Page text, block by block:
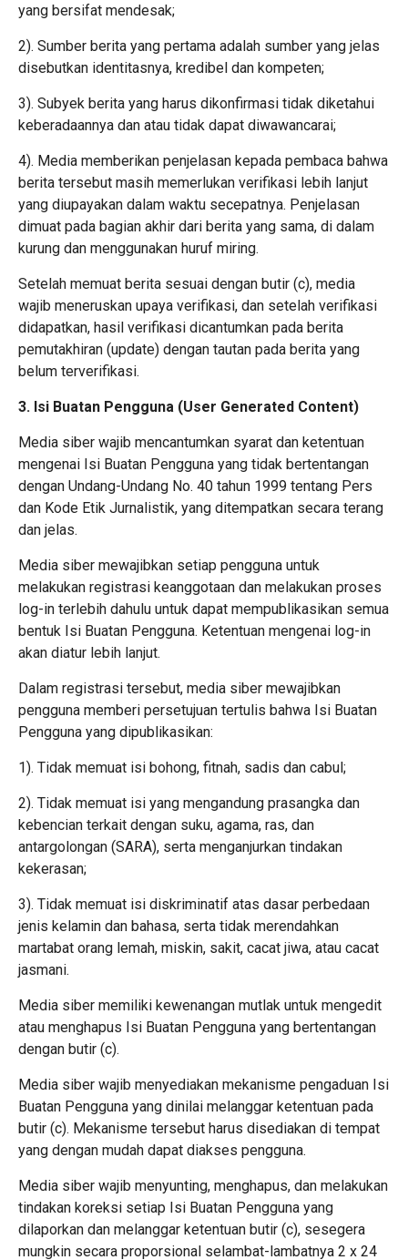
yang bersifat mendesak;
2). Sumber berita yang pertama adalah sumber yang jelas
disebutkan identitasnya, kredibel dan kompeten;
3). Subyek berita yang harus dikonfirmasi tidak diketahui
keberadaannya dan atau tidak dapat diwawancarai;
4). Media memberikan penjelasan kepada pembaca bahwa
berita tersebut masih memerlukan verifikasi lebih lanjut
yang diupayakan dalam waktu secepatnya. Penjelasan
dimuat pada bagian akhir dari berita yang sama, di dalam
kurung dan menggunakan huruf miring.
Setelah memuat berita sesuai dengan butir (c), media
wajib meneruskan upaya verifikasi, dan setelah verifikasi
didapatkan, hasil verifikasi dicantumkan pada berita
pemutakhiran (update) dengan tautan pada berita yang
belum terverifikasi.
3. Isi Buatan Pengguna (User Generated Content)
Media siber wajib mencantumkan syarat dan ketentuan
mengenai Isi Buatan Pengguna yang tidak bertentangan
dengan Undang-Undang No. 40 tahun 1999 tentang Pers
dan Kode Etik Jurnalistik, yang ditempatkan secara terang
dan jelas.
Media siber mewajibkan setiap pengguna untuk
melakukan registrasi keanggotaan dan melakukan proses
log-in terlebih dahulu untuk dapat mempublikasikan semua
bentuk Isi Buatan Pengguna. Ketentuan mengenai log-in
akan diatur lebih lanjut.
Dalam registrasi tersebut, media siber mewajibkan
pengguna memberi persetujuan tertulis bahwa Isi Buatan
Pengguna yang dipublikasikan:
1). Tidak memuat isi bohong, fitnah, sadis dan cabul;
2). Tidak memuat isi yang mengandung prasangka dan
kebencian terkait dengan suku, agama, ras, dan
antargolongan (SARA), serta menganjurkan tindakan
kekerasan;
3). Tidak memuat isi diskriminatif atas dasar perbedaan
jenis kelamin dan bahasa, serta tidak merendahkan
martabat orang lemah, miskin, sakit, cacat jiwa, atau cacat
jasmani.
Media siber memiliki kewenangan mutlak untuk mengedit
atau menghapus Isi Buatan Pengguna yang bertentangan
dengan butir (c).
Media siber wajib menyediakan mekanisme pengaduan Isi
Buatan Pengguna yang dinilai melanggar ketentuan pada
butir (c). Mekanisme tersebut harus disediakan di tempat
yang dengan mudah dapat diakses pengguna.
Media siber wajib menyunting, menghapus, dan melakukan
tindakan koreksi setiap Isi Buatan Pengguna yang
dilaporkan dan melanggar ketentuan butir (c), sesegera
mungkin secara proporsional selambat-lambatnya 2 x 24